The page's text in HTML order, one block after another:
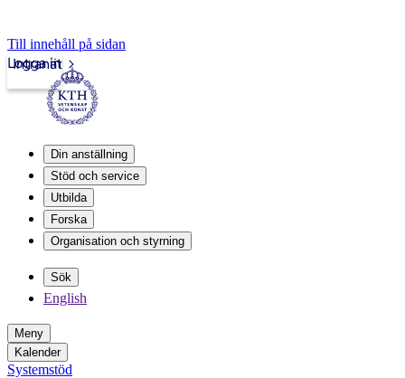
Till innehåll på sidan
Intranät
Logga in
Din anställning
Stöd och service
Utbilda
Forska
Organisation och styrning
Sök
English
Meny
Kalender
Systemstöd